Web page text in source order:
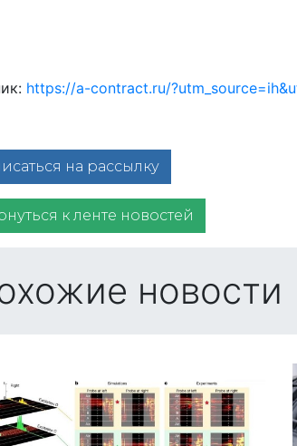
https://a-contract.ru/
на рассылку
к ленте новостей
новости